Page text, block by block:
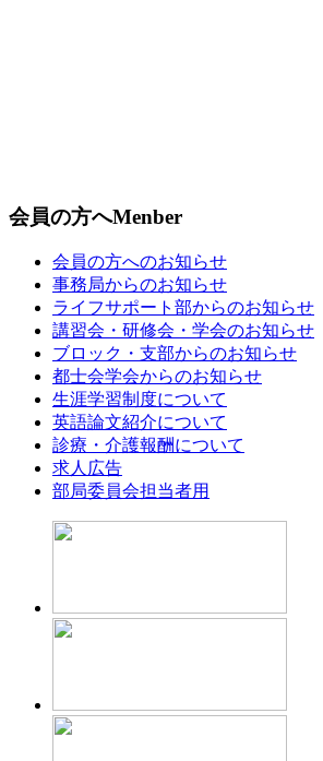
会員の方へMenber
会員の方へのお知らせ
事務局からのお知らせ
ライフサポート部からのお知らせ
講習会・研修会・学会のお知らせ
ブロック・支部からのお知らせ
都士会学会からのお知らせ
生涯学習制度について
英語論文紹介について
診療・介護報酬について
求人広告
部局委員会担当者用